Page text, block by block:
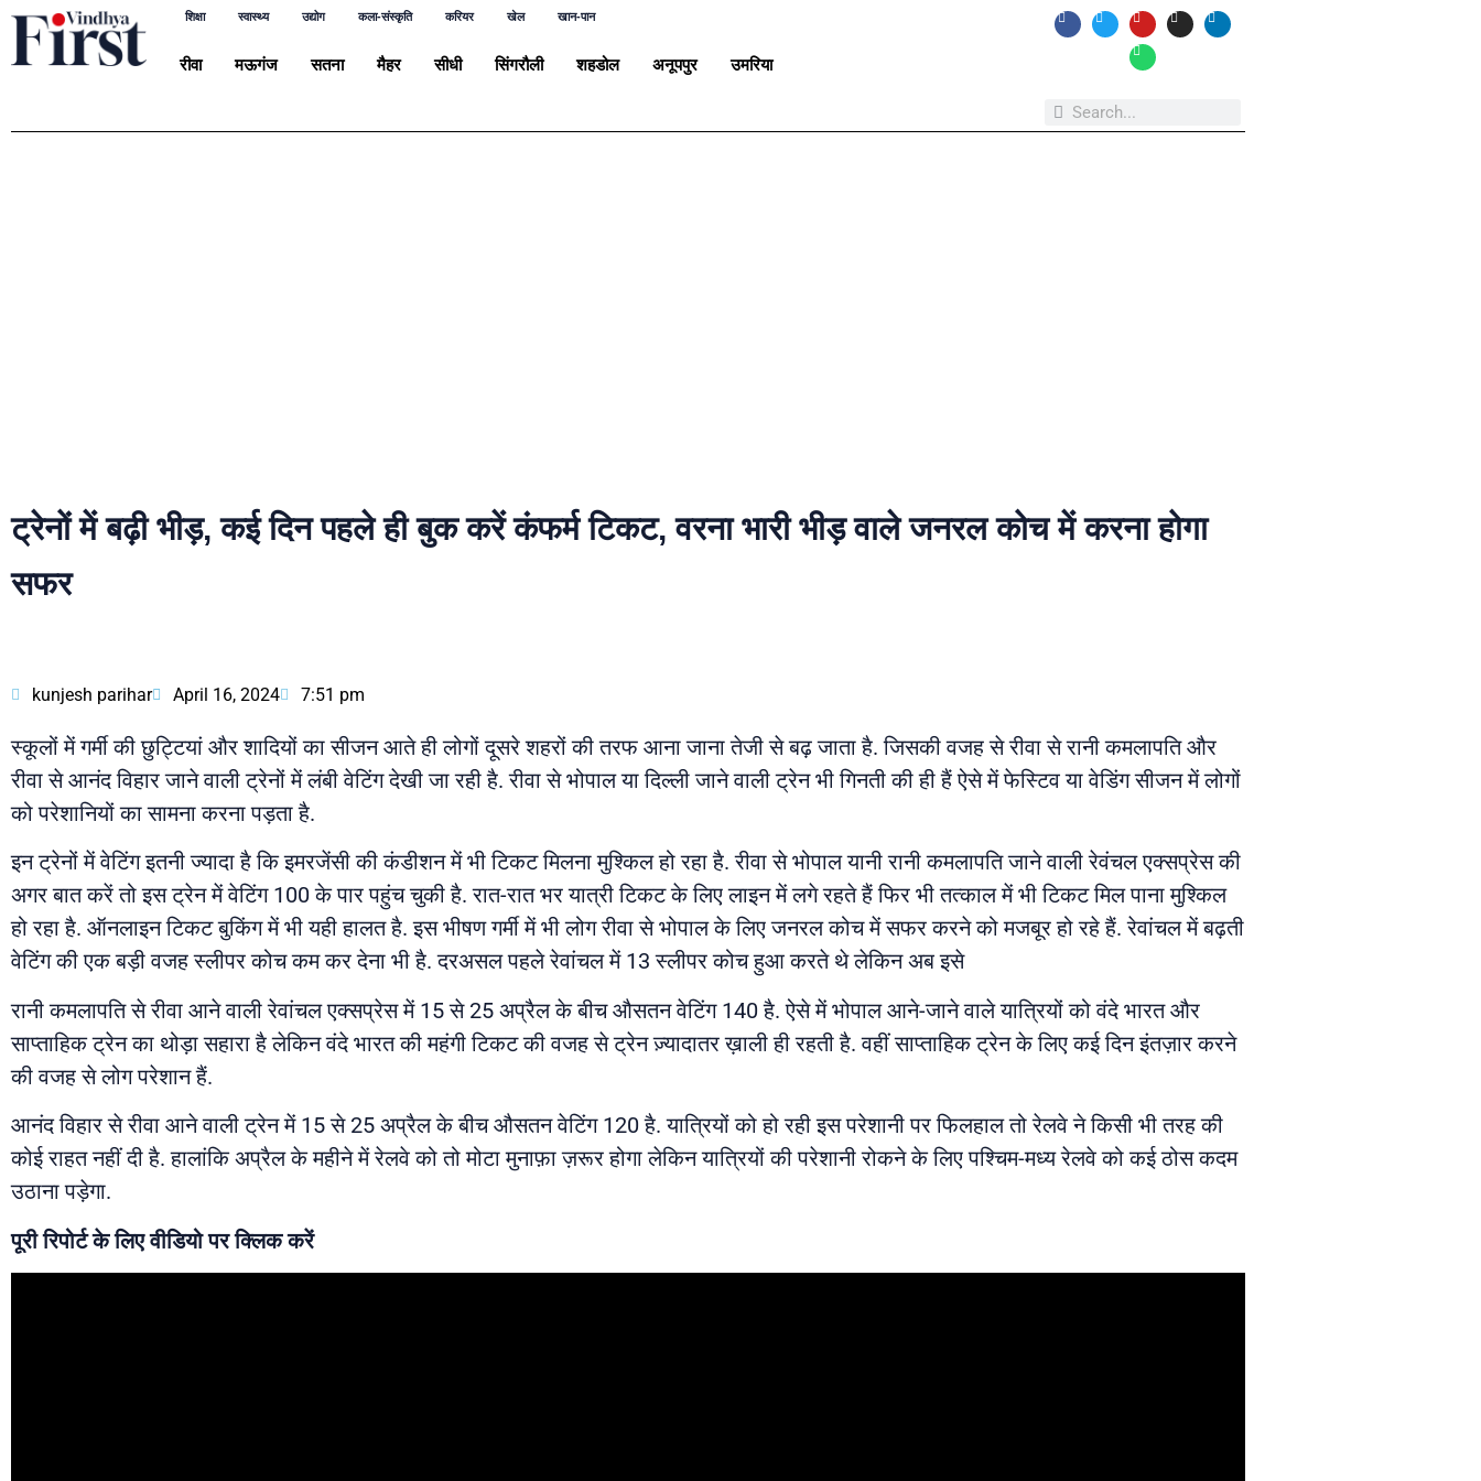
शिक्षा स्वास्थ्य उद्योग कला-संस्कृति करियर खेल खान-पान
रीवा मऊगंज सतना मैहर सीधी सिंगरौली शहडोल अनूपपुर उमरिया
ट्रेनों में बढ़ी भीड़, कई दिन पहले ही बुक करें कंफर्म टिकट, वरना भारी भीड़ वाले जनरल कोच में करना होगा
सफर
kunjesh parihar April 16, 2024 7:51 pm
स्कूलों में गर्मी की छुट्टियां और शादियों का सीजन आते ही लोगों दूसरे शहरों की तरफ आना जाना तेजी से बढ़ जाता है. जिसकी वजह से रीवा से रानी कमलापति और
रीवा से आनंद विहार जाने वाली ट्रेनों में लंबी वेटिंग देखी जा रही है. रीवा से भोपाल या दिल्ली जाने वाली ट्रेन भी गिनती की ही हैं ऐसे में फेस्टिव या वेडिंग सीजन में लोगों
को परेशानियों का सामना करना पड़ता है.
इन ट्रेनों में वेटिंग इतनी ज्यादा है कि इमरजेंसी की कंडीशन में भी टिकट मिलना मुश्किल हो रहा है. रीवा से भोपाल यानी रानी कमलापति जाने वाली रेवंचल एक्सप्रेस की
अगर बात करें तो इस ट्रेन में वेटिंग 100 के पार पहुंच चुकी है. रात-रात भर यात्री टिकट के लिए लाइन में लगे रहते हैं फिर भी तत्काल में भी टिकट मिल पाना मुश्किल
हो रहा है. ऑनलाइन टिकट बुकिंग में भी यही हालत है. इस भीषण गर्मी में भी लोग रीवा से भोपाल के लिए जनरल कोच में सफर करने को मजबूर हो रहे हैं. रेवांचल में बढ़ती
वेटिंग की एक बड़ी वजह स्लीपर कोच कम कर देना भी है. दरअसल पहले रेवांचल में 13 स्लीपर कोच हुआ करते थे लेकिन अब इसे
रानी कमलापति से रीवा आने वाली रेवांचल एक्सप्रेस में 15 से 25 अप्रैल के बीच औसतन वेटिंग 140 है. ऐसे में भोपाल आने-जाने वाले यात्रियों को वंदे भारत और
साप्ताहिक ट्रेन का थोड़ा सहारा है लेकिन वंदे भारत की महंगी टिकट की वजह से ट्रेन ज़्यादातर ख़ाली ही रहती है. वहीं साप्ताहिक ट्रेन के लिए कई दिन इंतज़ार करने
की वजह से लोग परेशान हैं.
आनंद विहार से रीवा आने वाली ट्रेन में 15 से 25 अप्रैल के बीच औसतन वेटिंग 120 है. यात्रियों को हो रही इस परेशानी पर फिलहाल तो रेलवे ने किसी भी तरह की
कोई राहत नहीं दी है. हालांकि अप्रैल के महीने में रेलवे को तो मोटा मुनाफ़ा ज़रूर होगा लेकिन यात्रियों की परेशानी रोकने के लिए पश्चिम-मध्य रेलवे को कई ठोस कदम
उठाना पड़ेगा.
पूरी रिपोर्ट के लिए वीडियो पर क्लिक करें